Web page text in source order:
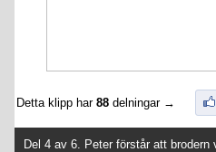
Detta klipp har 88delningar →
Del 4 av 6. Peter förstår att brodern